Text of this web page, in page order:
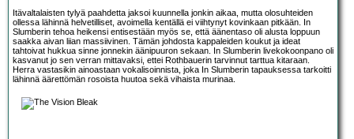
Itävaltalaisten tylyä paahdetta jaksoi kuunnella jonkin aikaa, mutta olosuhteiden
ollessa lähinnä helvetilliset, avoimella kentällä ei viihtynyt kovinkaan pitkään. In
Slumberin tehoa heikensi entisestään myös se, että äänentaso oli alusta loppuun
saakka aivan liian massiivinen. Tämän johdosta kappaleiden koukut ja ideat
tahtoivat hukkua sinne jonnekin äänipuuron sekaan. In Slumberin livekokoonpano oli
kasvanut jo sen verran mittavaksi, ettei Rothbauerin tarvinnut tarttua kitaraan.
Herra vastasikin ainoastaan vokalisoinnista, joka In Slumberin tapauksessa tarkoitti
lähinnä äärettömän rosoista huutoa sekä vihaista murinaa.